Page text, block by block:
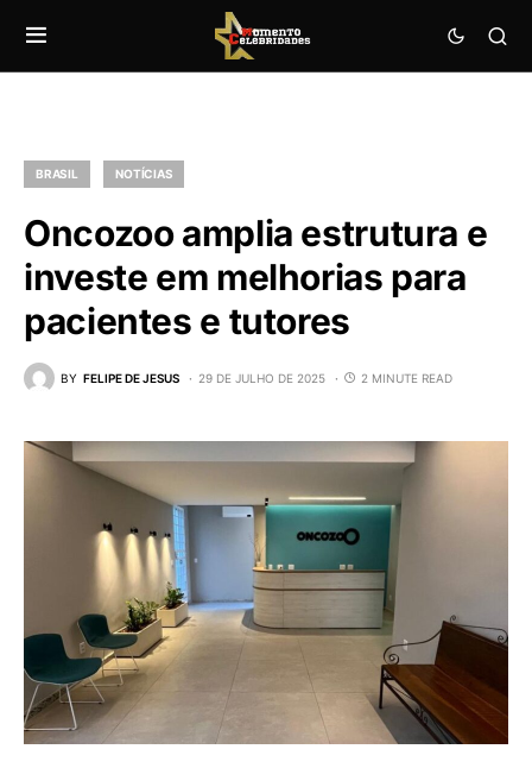
BRASIL NOTÍCIAS
Oncozoo amplia estrutura e
investe em melhorias para
pacientes e tutores
BY FELIPE DE JESUS 29 DE JULHO DE 2025 2 MINUTE READ